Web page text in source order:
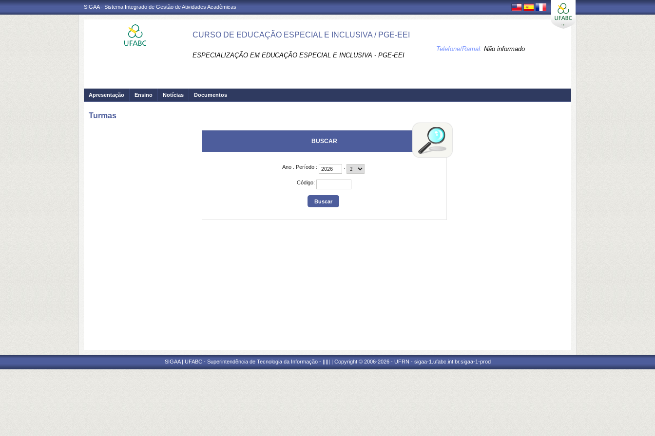
SIGAA - Sistema Integrado de Gestão de Atividades Acadêmicas
CURSO DE EDUCAÇÃO ESPECIAL E INCLUSIVA / PGE-EEI
ESPECIALIZAÇÃO EM EDUCAÇÃO ESPECIAL E INCLUSIVA - PGE-EEI
Telefone/Ramal: Não informado
Apresentação Ensino Notícias Documentos
Turmas
BUSCAR
Ano Período :
Código:
SIGAA | UFABC - Superintendência de Tecnologia da Informação - ||||| | Copyright © 2006-2026 - UFRN - sigaa-1.ufabc.int.br.sigaa-1-prod